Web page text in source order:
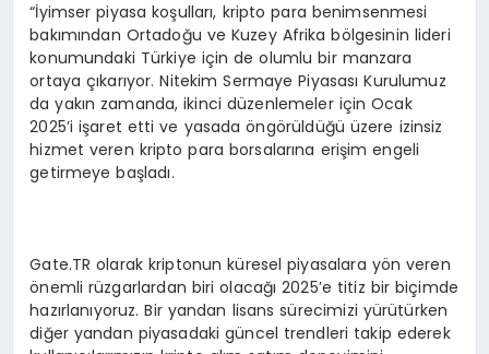
“İyimser piyasa koşulları, kripto para benimsenmesi
bakımından Ortadoğu ve Kuzey Afrika bölgesinin lideri
konumundaki Türkiye için de olumlu bir manzara
ortaya çıkarıyor. Nitekim Sermaye Piyasası Kurulumuz
da yakın zamanda, ikinci düzenlemeler için Ocak
2025’i işaret etti ve yasada öngörüldüğü üzere izinsiz
hizmet veren kripto para borsalarına erişim engeli
getirmeye başladı.
Gate.TR olarak kriptonun küresel piyasalara yön veren
önemli rüzgarlardan biri olacağı 2025’e titiz bir biçimde
hazırlanıyoruz. Bir yandan lisans sürecimizi yürütürken
diğer yandan piyasadaki güncel trendleri takip ederek